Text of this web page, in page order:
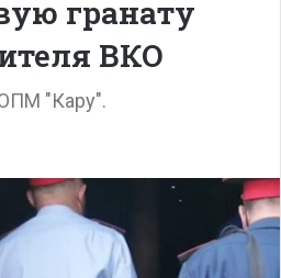
гранату
ВКО
"Кару".